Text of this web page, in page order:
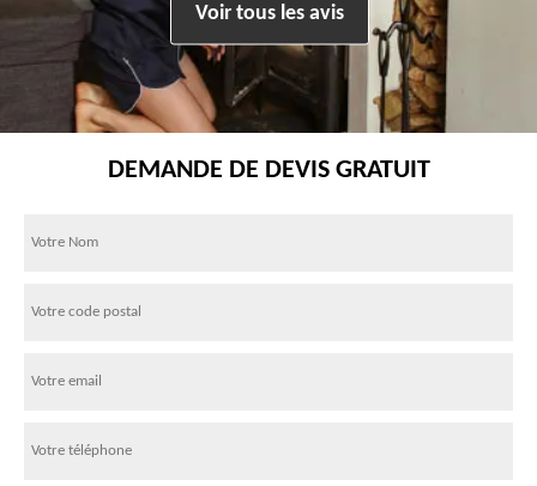
Voir tous les avis
DEMANDE DE DEVIS GRATUIT